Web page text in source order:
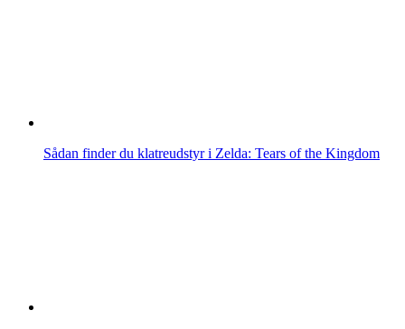
Sådan finder du klatreudstyr i Zelda: Tears of the Kingdom